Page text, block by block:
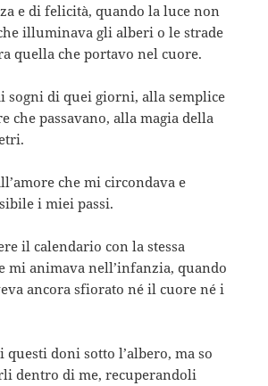
e di felicità, quando la luce non
illuminava gli alberi o le strade
quella che portavo nel cuore.
sogni di quei giorni, alla semplice
che passavano, alla magia della
che mi circondava e
i miei passi.
il calendario con la stessa
mi animava nell’infanzia, quando
ancora sfiorato né il cuore né i
doni sotto l’albero, ma so
dentro di me, recuperandoli